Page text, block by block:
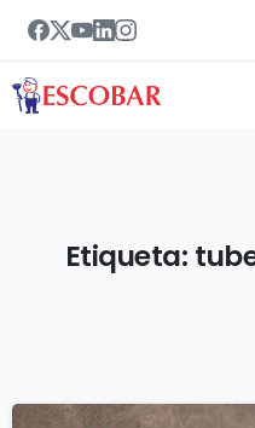
Etiqueta: